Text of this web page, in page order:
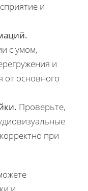
и
с умом,
и
от основного
Проверьте,
при